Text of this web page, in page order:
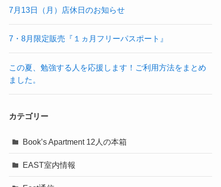
7月13日（月）店休日のお知らせ
7・8月限定販売『１ヵ月フリーパスポート』
この夏、勉強する人を応援します！ご利用方法をまとめ
ました。
カテゴリー
Book’s Apartment 12人の本箱
EAST室内情報